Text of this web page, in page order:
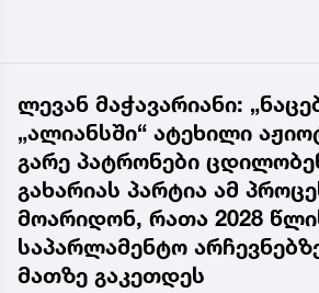
ლევან მაჭავარიანი:
„ალიანსში“ ატეხილი
გარე პატრონები
გახარიას პარტია ამ
მოარიდონ, რათა 2028
საპარლამენტო
მათზე გაკეთდეს